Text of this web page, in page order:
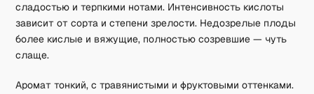
сладостью и терпкими нотами. Интенсивность кислоты
зависит от сорта и степени зрелости. Недозрелые плоды
более кислые и вяжущие, полностью созревшие — чуть
слаще.
Аромат тонкий, с травянистыми и фруктовыми оттенками.